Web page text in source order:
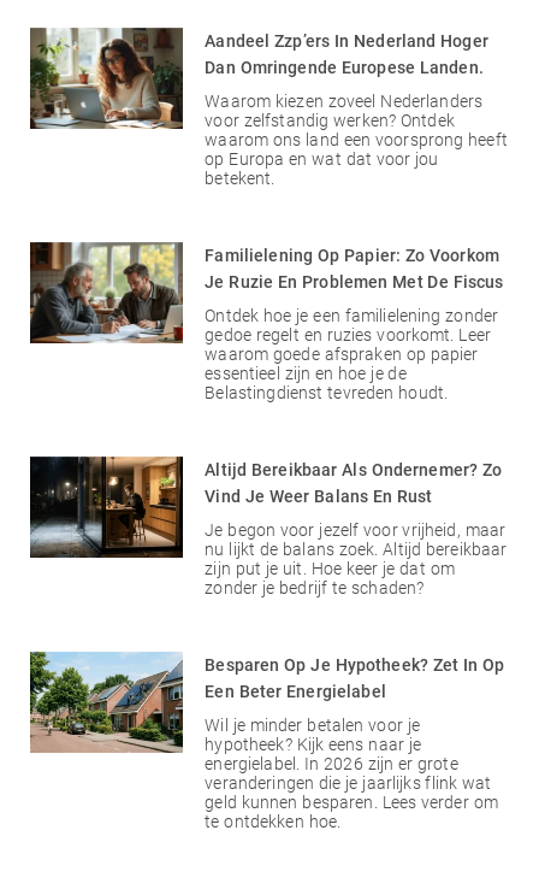
Aandeel Zzp’ers In Nederland Hoger
Dan Omringende Europese Landen.
Waarom kiezen zoveel Nederlanders
voor zelfstandig werken? Ontdek
waarom ons land een voorsprong heeft
op Europa en wat dat voor jou
betekent.
Familielening Op Papier: Zo Voorkom
Je Ruzie En Problemen Met De Fiscus
Ontdek hoe je een familielening zonder
gedoe regelt en ruzies voorkomt. Leer
waarom goede afspraken op papier
essentieel zijn en hoe je de
Belastingdienst tevreden houdt.
Altijd Bereikbaar Als Ondernemer? Zo
Vind Je Weer Balans En Rust
Je begon voor jezelf voor vrijheid, maar
nu lijkt de balans zoek. Altijd bereikbaar
zijn put je uit. Hoe keer je dat om
zonder je bedrijf te schaden?
Besparen Op Je Hypotheek? Zet In Op
Een Beter Energielabel
Wil je minder betalen voor je
hypotheek? Kijk eens naar je
energielabel. In 2026 zijn er grote
veranderingen die je jaarlijks flink wat
geld kunnen besparen. Lees verder om
te ontdekken hoe.